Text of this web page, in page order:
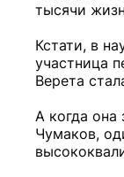
тысячи
Кстати, в
участница
Верета
А когда
Чумаков,